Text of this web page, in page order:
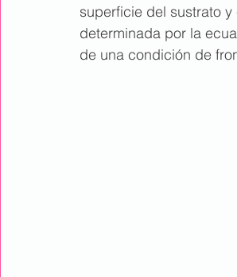
superficie del sustrato
determinada por la
de una condición de